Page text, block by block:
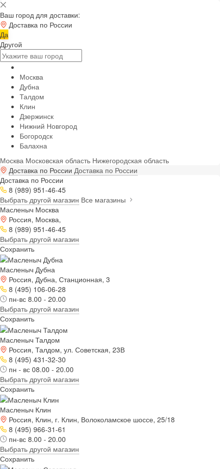
Ваш город для доставки:
Доставка по России
Да
Другой
Москва
Дубна
Талдом
Клин
Дзержинск
Нижний Новгород
Богородск
Балахна
Москва Московская область Нижегородская область
Доставка по России Доставка по России
Доставка по России
8 (989) 951-46-45
Выбрать другой магазин Все магазины
Масленыч Москва
Россия, Москва,
8 (989) 951-46-45
Выбрать другой магазин
Сохранить
Масленыч Дубна
Россия, Дубна, Станционная, 3
8 (495) 106-06-28
пн-вс 8.00 - 20.00
Выбрать другой магазин
Сохранить
Масленыч Талдом
Россия, Талдом, ул. Советская, 23В
8 (495) 431-32-30
пн - вс 08.00 - 20.00
Выбрать другой магазин
Сохранить
Масленыч Клин
Россия, Клин, г. Клин, Волоколамское шоссе, 25/18
8 (495) 966-31-61
пн-вс 8.00 - 20.00
Выбрать другой магазин
Сохранить